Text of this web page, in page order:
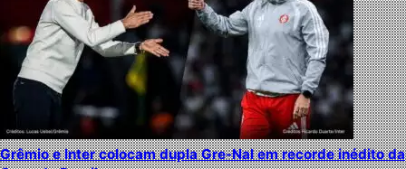
Grêmio e Inter colocam dupla Gre-Nal em recorde inédito da